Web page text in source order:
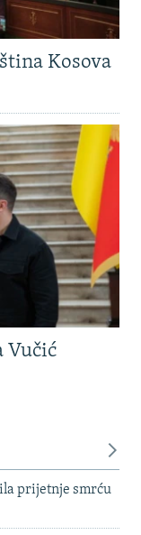
Kosova
Vučić
prijetnje smrću